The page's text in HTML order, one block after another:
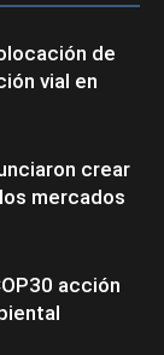
de
vial en
crear
mercados
acción